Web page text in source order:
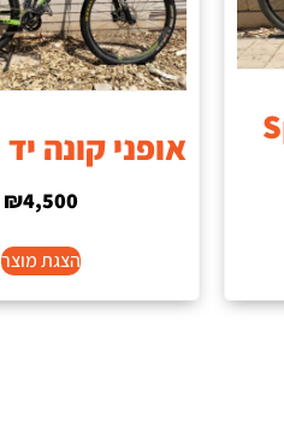
אופני קונה יד 2 CUBE
₪4,500
הצגת מוצר